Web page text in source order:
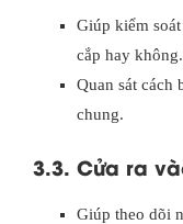
Giúp kiểm
cắp hay không.
Quan sát cách
chung.
3.3. Cửa ra
Giúp theo dõi